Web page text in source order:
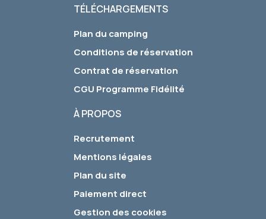
TÉLÉCHARGEMENTS
Plan du camping
Conditions de réservation
Contrat de réservation
CGU Programme Fidélité
À PROPOS
Recrutement
Mentions légales
Plan du site
Paiement direct
Gestion des cookies